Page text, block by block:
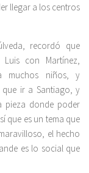
llegar a los centros
recordó que
con Martínez,
muchos niños, y
ir a Santiago, y
pieza donde poder
que es un tema que
el hecho
es lo social que